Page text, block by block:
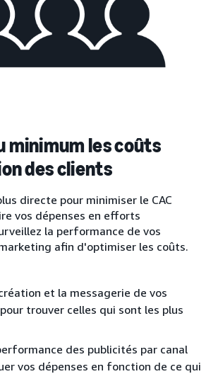
minimum les coûts
des clients
directe pour minimiser le CAC
vos dépenses en efforts
la performance de vos
afin d'optimiser les coûts.
et la messagerie de vos
trouver celles qui sont les plus
des publicités par canal
vos dépenses en fonction de ce qui